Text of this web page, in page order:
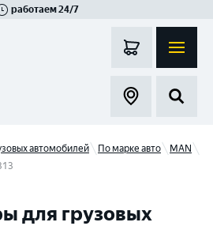
работаем 24/7
автомобилей По марке авто
MAN
для грузовых